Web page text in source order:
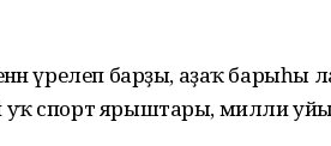
үрелеп барҙы, аҙаҡ барыһы
спорт ярыштары, милли